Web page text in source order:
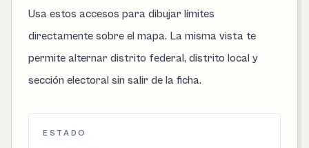
Usa estos accesos para dibujar límites
directamente sobre el mapa. La misma vista te
permite alternar distrito federal, distrito local y
sección electoral sin salir de la ficha.
ESTADO